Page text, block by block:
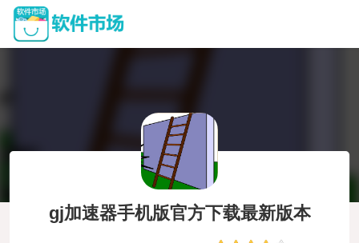
gj加速器手机版官方下载最新版本